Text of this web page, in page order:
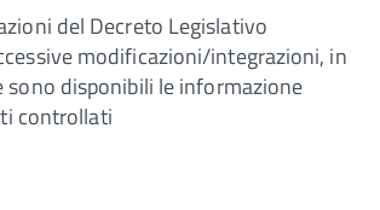
del Decreto Legislativo
modificazioni/integrazioni, in
sono disponibili le informazione
controllati